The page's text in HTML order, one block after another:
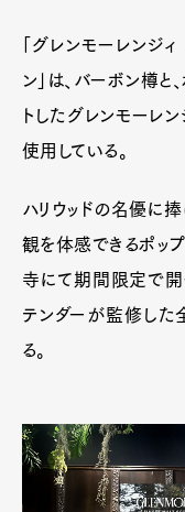
「グレンモーレンジ
ン」は、バーボン樽と
トしたグレンモーレ
使用している。
ハリウッドの名優に
観を体感できるポッ
寺にて期間限定で開
テンダーが監修した
る。